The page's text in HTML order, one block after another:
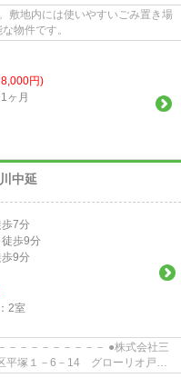
敷地内には使いやすいごみ置き場
物件です。
円)
ヶ月
中延
歩7分
徒歩9分
歩9分
2室
－－－－－ ●株式会社三
塚１－6－14 グローリオ戸越